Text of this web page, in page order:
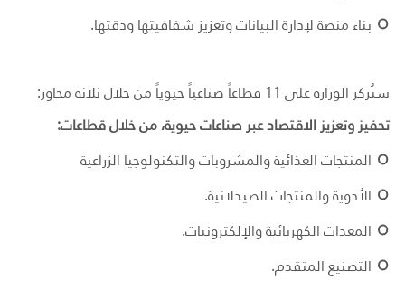
بناء منصة لإدارة البيانات وتعزيز شفافيتها ودقتها.
ستُركز الوزارة على 11 قطاعاً صناعياً حيوياً من خلال ثلاثة محاور
:
تحفيز وتعزيز الاقتصاد عبر صناعات حيوية، من خلال قطاعات:
المنتجات الغذائية والمشروبات والتكنولوجيا الزراعية
الأدوية والمنتجات الصيدلانية.
المعدات الكهربائية والإلكترونيات.
التصنيع المتقدم.